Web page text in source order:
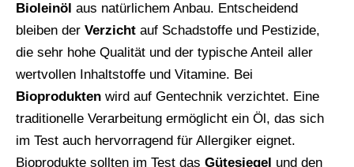
Bioleinöl aus natürlichem Anbau. Entscheidend
bleiben der Verzicht auf Schadstoffe und Pestizide,
die sehr hohe Qualität und der typische Anteil aller
wertvollen Inhaltstoffe und Vitamine. Bei
Bioprodukten wird auf Gentechnik verzichtet. Eine
traditionelle Verarbeitung ermöglicht ein Öl, das sich
im Test auch hervorragend für Allergiker eignet.
Bioprodukte sollten im Test das Gütesiegel und den